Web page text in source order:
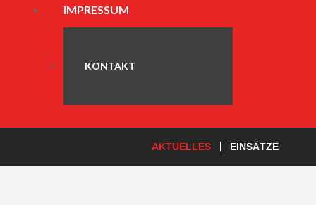
IMPRESSUM
KONTAKT
AKTUELLES EINSÄTZE